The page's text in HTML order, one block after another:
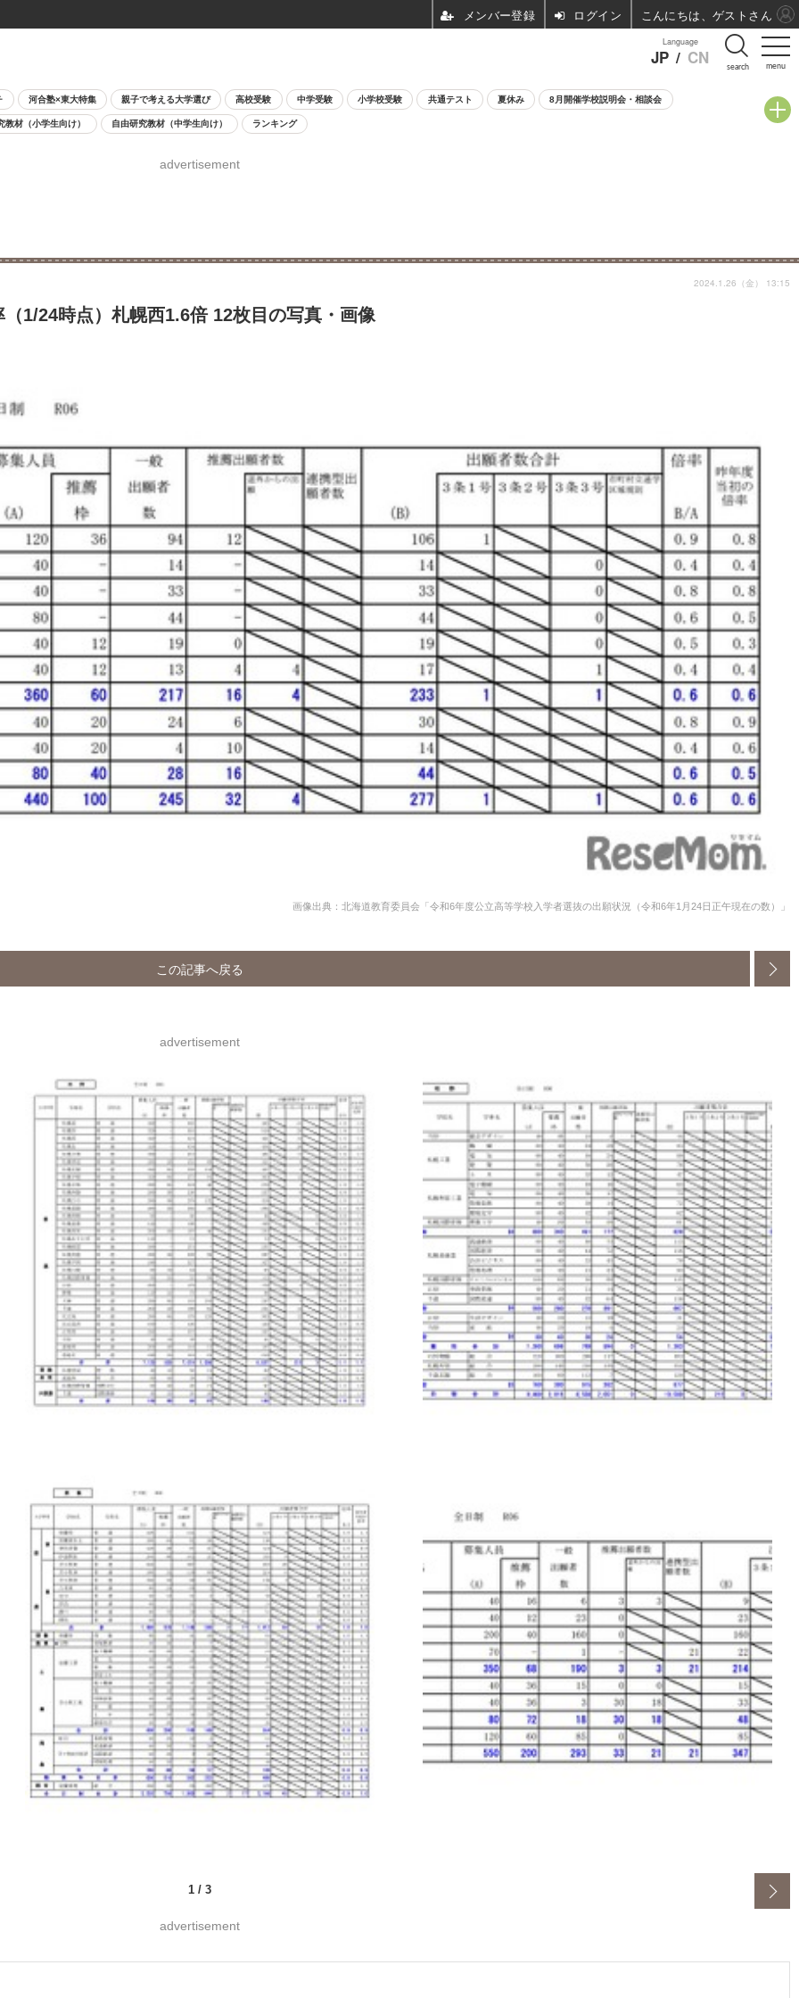
menu
Language
JP / CN search
河合塾×東大特集 親子で考える大学選び 高校受験 中学受験 小学校受験 共通テスト 夏休み 8月開催学校説明会・相談会
教材（小学生向け） 自由研究教材（中学生向け） ランキング
advertisement
1/24時点）札幌西1.6倍 12枚目の写真・画像
2024.1.26（金） 13:15
画像出典：北海道教育委員会「令和6年度公立高等学校入学者選抜の出願状況（令和6年1月24日正午現在の数）」
この記事へ戻る
advertisement
1 / 3
advertisement
ログイン こんにちは、ゲストさん